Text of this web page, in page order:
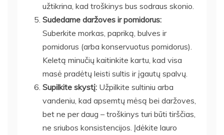
užtikrina, kad troškinys bus sodraus skonio.
Sudedame daržoves ir pomidorus:
Suberkite morkas, papriką, bulves ir
pomidorus (arba konservuotus pomidorus).
Keletą minučių kaitinkite kartu, kad visa
masė pradėtų leisti sultis ir įgautų spalvų.
Supilkite skystį: Užpilkite sultiniu arba
vandeniu, kad apsemtų mėsą bei daržoves,
bet ne per daug – troškinys turi būti tirščias,
ne sriubos konsistencijos. Įdėkite lauro